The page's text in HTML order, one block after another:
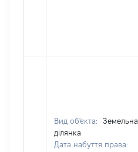
Вид об'єкта:
Земельна
ділянка
Дата набуття права: